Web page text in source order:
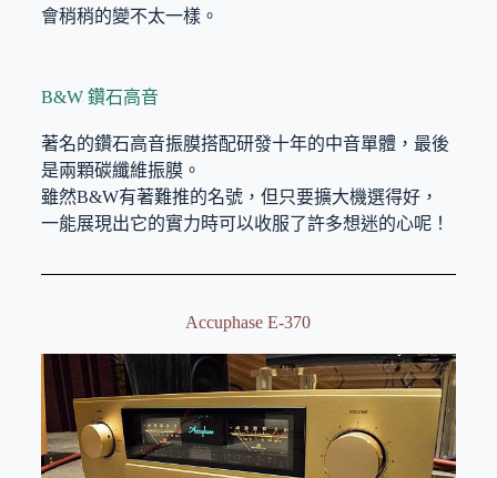
會稍稍的變不太一樣。
B&W 鑽石高音
著名的鑽石高音振膜搭配研發十年的中音單體，最後
是兩顆碳纖維振膜。
雖然B&W有著難推的名號，但只要擴大機選得好，
一能展現出它的實力時可以收服了許多想迷的心呢！
Accuphase E-370